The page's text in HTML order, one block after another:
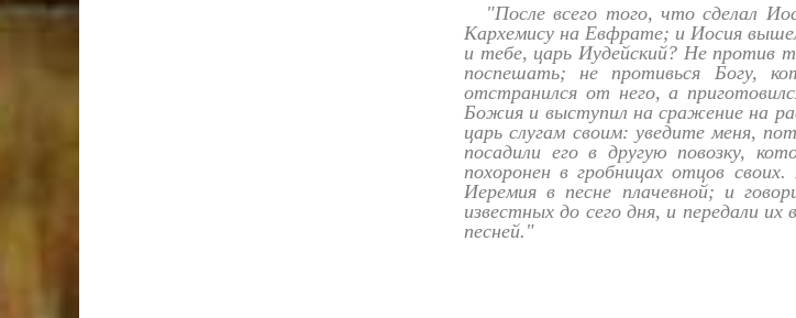
"После всего того, что сделал
Кархемису на Евфрате; и Иосия
и тебе, царь Иудейский? Не против
поспешать; не противься Богу,
отстранился от него, а
Божия и выступил на сражение на
царь слугам своим: уведите меня,
посадили его в другую повозку,
похоронен в гробницах отцов
Иеремия в песне плачевной; и
известных до сего дня, и передали
песней."